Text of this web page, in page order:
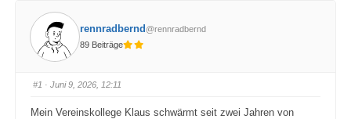
rennradbernd@rennradbernd
89 Beiträge
#1 · Juni 9, 2026, 12:11
Mein Vereinskollege Klaus schwärmt seit zwei Jahren von